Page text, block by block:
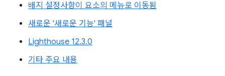
배지 설정사항이 요소의 메뉴로 이동됨
새로운 '새로운 기능' 패널
Lighthouse 12.3.0
기타 주요 내용